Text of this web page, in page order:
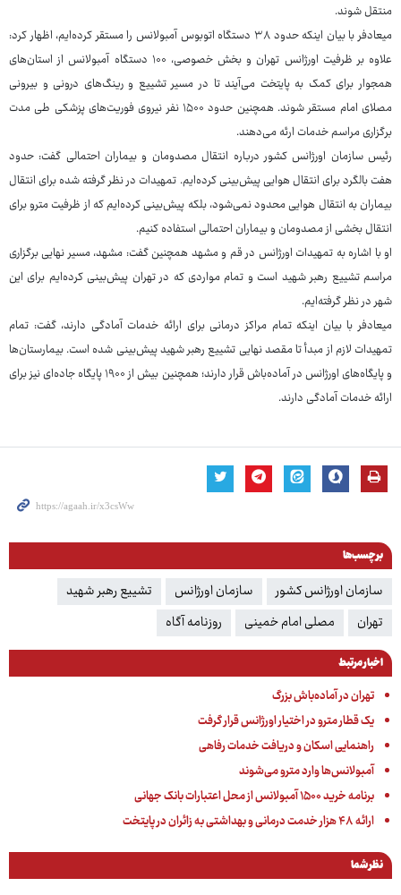
منتقل شوند.
میعادفر با بیان اینکه حدود ۳۸ دستگاه اتوبوس آمبولانس را مستقر کرده‌ایم، اظهار کرد:
علاوه بر ظرفیت اورژانس تهران و بخش خصوصی، ۱۰۰ دستگاه آمبولانس از استان‌های
همجوار برای کمک به پایتخت می‌آیند تا در مسیر تشییع و رینگ‌های درونی و بیرونی
مصلای امام مستقر شوند. همچنین حدود ۱۵۰۰ نفر نیروی فوریت‌های پزشکی طی مدت
برگزاری مراسم خدمات ارئه می‌دهند.
رئیس سازمان اورژانس کشور درباره انتقال مصدومان و بیماران احتمالی گفت: حدود
هفت بالگرد برای انتقال هوایی پیش‌بینی کرده‌ایم. تمهیدات در نظر گرفته شده برای انتقال
بیماران به انتقال هوایی محدود نمی‌شود، بلکه پیش‌بینی کرده‌ایم که از ظرفیت مترو برای
انتقال بخشی از مصدومان و بیماران احتمالی استفاده ‌کنیم.
او با اشاره به تمهیدات اورژانس در قم و مشهد همچنین گفت: مشهد، مسیر نهایی برگزاری
مراسم تشییع رهبر شهید است و تمام مواردی که در تهران پیش‌بینی کرده‌ایم برای این
شهر در نظر گرفته‌ایم.
میعادفر با بیان اینکه تمام مراکز درمانی برای ارائه خدمات آمادگی دارند، گفت: تمام
تمهیدات لازم از مبدأ تا مقصد نهایی تشییع رهبر شهید پیش‌بینی شده است. بیمارستان‌ها
و پایگاه‌های اورژانس در آماده‌باش قرار دارند؛ همچنین بیش از ۱۹۰۰ پایگاه جاده‌ای نیز برای
ارائه خدمات آمادگی دارند.
برچسب‌ها
سازمان اورژانس کشور سازمان اورژانس
تشییع رهبر شهید
تهران
مصلی امام خمینی روزنامه آگاه
اخبار مرتبط
تهران در آماده‌باش بزرگ
یک قطار مترو در اختیار اورژانس قرار گرفت
راهنمایی اسکان و دریافت خدمات رفاهی
آمبولانس‌ها وارد مترو می‌شوند
برنامه خرید ۱۵۰۰ آمبولانس از محل اعتبارات بانک جهانی
ارائه ۴۸ هزار خدمت درمانی و بهداشتی به زائران در پایتخت
نظر شما